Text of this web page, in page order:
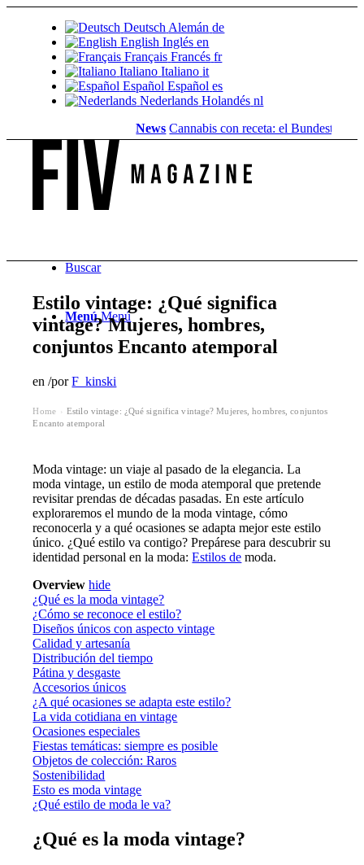
Deutsch Alemán de
English Inglés en
Français Francés fr
Italiano Italiano it
Español Español es
Nederlands Holandés nl
News Cannabis con receta: el Bundestag
Buscar
Menú Menú
Estilo vintage: ¿Qué significa
vintage? Mujeres, hombres,
conjuntos Encanto atemporal
en/porF_kinski
Home
Estilo vintage: ¿Qué significa vintage? Mujeres, hombres, conjuntos
Encanto atemporal
Moda vintage: un viaje al pasado de la elegancia. La
moda vintage, un estilo de moda atemporal que pretende
revisitar prendas de décadas pasadas. En este artículo
exploraremos el mundo de la moda vintage, cómo
reconocerla y a qué ocasiones se adapta mejor este estilo
único. ¿Qué estilo va contigo? Prepárese para descubrir su
identidad personal en la moda:Estilos de moda.
Overview hide
¿Qué es la moda vintage?
¿Cómo se reconoce el estilo?
Diseños únicos con aspecto vintage
Calidad y artesanía
Distribución del tiempo
Pátina y desgaste
Accesorios únicos
¿A qué ocasiones se adapta este estilo?
La vida cotidiana en vintage
Ocasiones especiales
Fiestas temáticas: siempre es posible
Objetos de colección: Raros
Sostenibilidad
Esto es moda vintage
¿Qué estilo de moda le va?
¿Qué es la moda vintage?